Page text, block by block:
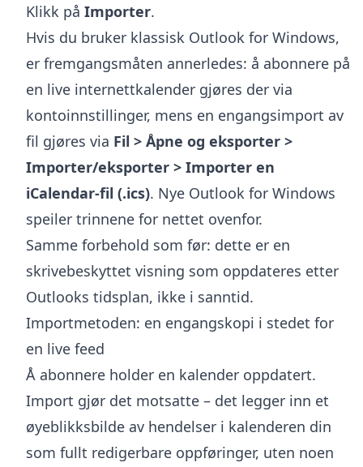
Klikk på Importer.
Hvis du bruker klassisk Outlook for Windows,
er fremgangsmåten annerledes: å abonnere på
en live internettkalender gjøres der via
kontoinnstillinger, mens en engangsimport av
fil gjøres via Fil > Åpne og eksporter >
Importer/eksporter > Importer en
iCalendar-fil (.ics). Nye Outlook for Windows
speiler trinnene for nettet ovenfor.
Samme forbehold som før: dette er en
skrivebeskyttet visning som oppdateres etter
Outlooks tidsplan, ikke i sanntid.
Importmetoden: en engangskopi i stedet for
en live feed
Å abonnere holder en kalender oppdatert.
Import gjør det motsatte – det legger inn et
øyeblikksbilde av hendelser i kalenderen din
som fullt redigerbare oppføringer, uten noen